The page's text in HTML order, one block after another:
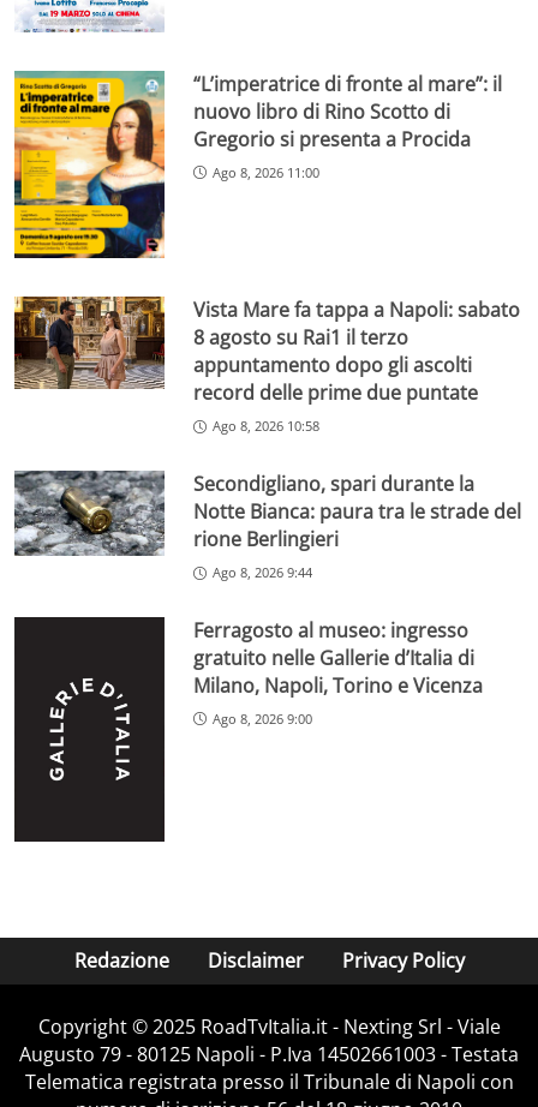
“L’imperatrice di fronte al mare”: il
nuovo libro di Rino Scotto di
Gregorio si presenta a Procida
Ago 8, 2026 11:00
Vista Mare fa tappa a Napoli: sabato
8 agosto su Rai1 il terzo
appuntamento dopo gli ascolti
record delle prime due puntate
Ago 8, 2026 10:58
Secondigliano, spari durante la
Notte Bianca: paura tra le strade del
rione Berlingieri
Ago 8, 2026 9:44
Ferragosto al museo: ingresso
gratuito nelle Gallerie d’Italia di
Milano, Napoli, Torino e Vicenza
Ago 8, 2026 9:00
Redazione Disclaimer Privacy Policy
Copyright ©️ 2025 RoadTvItalia.it - Nexting Srl - Viale
Augusto 79 - 80125 Napoli - P.Iva 14502661003 - Testata
Telematica registrata presso il Tribunale di Napoli con